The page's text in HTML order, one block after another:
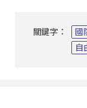
關鍵字： 國
自